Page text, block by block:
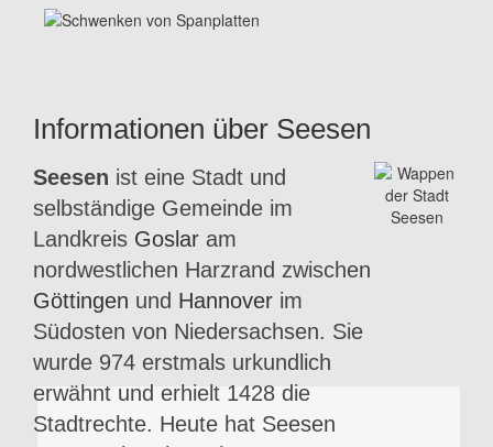
Informationen über Seesen
Seesen ist eine Stadt und
selbständige Gemeinde im
Landkreis Goslar am
nordwestlichen Harzrand zwischen
Göttingen und Hannover im
Südosten von Niedersachsen. Sie
wurde 974 erstmals urkundlich
erwähnt und erhielt 1428 die
Stadtrechte. Heute hat Seesen